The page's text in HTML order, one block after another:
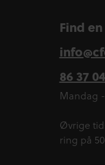
Find
86 37
Mandag
Øvrige
ring på 50